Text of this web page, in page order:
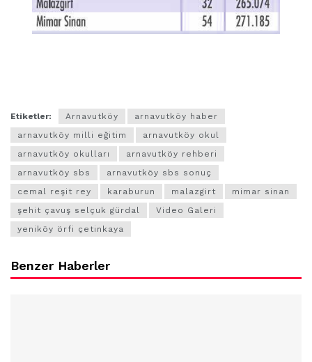
Etiketler: Arnavutköy
arnavutköy haber
arnavutköy milli eğitim
arnavutköy okul
arnavutköy okulları
arnavutköy rehberi
arnavutköy sbs
arnavutköy sbs sonuç
cemal reşit rey
karaburun malazgirt
mimar sinan
şehit çavuş selçuk gürdal
Video Galeri
yeniköy örfi çetinkaya
Benzer Haberler